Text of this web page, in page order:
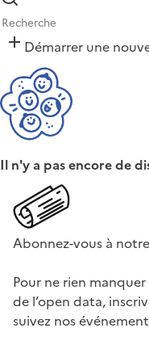
Démarrer une
Il n'y a pas encore de
Abonnez-vous à
Pour ne rien
de l’open data,
suivez nos